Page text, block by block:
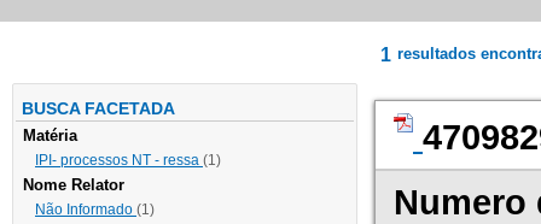
BUSCA FACETADA
Matéria
IPI- processos NT - ressa (1)
Nome Relator
Não Informado (1)
1 resultados
Numero